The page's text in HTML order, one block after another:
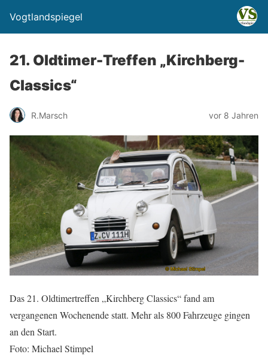
Vogtlandspiegel
21. Oldtimer-Treffen „Kirchberg-
Classics“
R.Marsch vor 8 Jahren
Das 21. Oldtimertreffen „Kirchberg Classics“ fand am
vergangenen Wochenende statt. Mehr als 800 Fahrzeuge gingen
an den Start.
Foto: Michael Stimpel